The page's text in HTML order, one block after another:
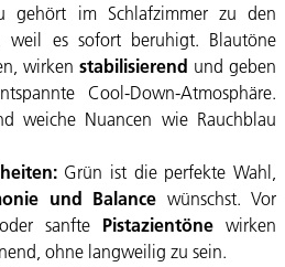
gehört im Schlafzimmer zu den
weil es sofort beruhigt. Blautöne
wirken stabilisierend und geben
Cool-Down-Atmosphäre.
weiche Nuancen wie Rauchblau
Grün ist die perfekte Wahl,
und Balance wünschst. Vor
sanfte Pistazientöne wirken
ohne langweilig zu sein.